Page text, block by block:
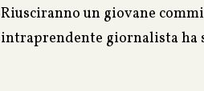
Riusciranno un giovane
intraprendente giornalista ha